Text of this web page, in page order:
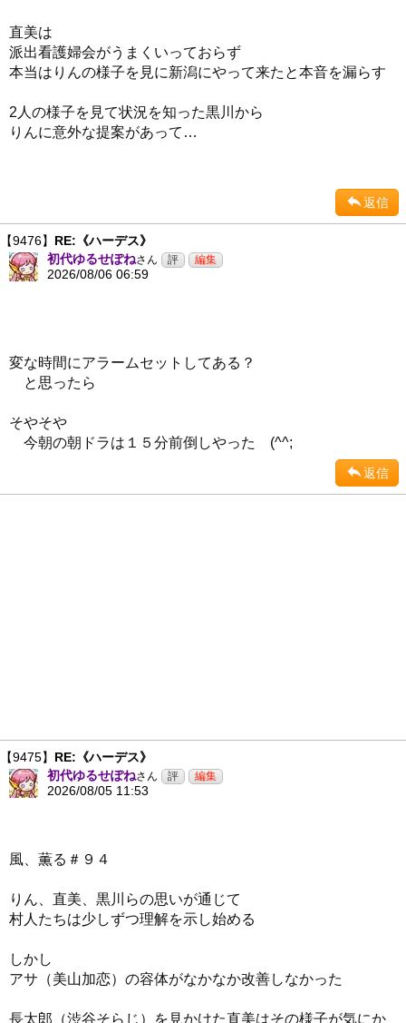
直美は
派出看護婦会がうまくいっておらず
本当はりんの様子を見に新潟にやって来たと本音を漏らす
2人の様子を見て状況を知った黒川から
りんに意外な提案があって…
返信
【9476】 RE:《ハーデス》
初代ゆるせぽねさん
2026/08/06 06:59
変な時間にアラームセットしてある？
と思ったら
そやそや
今朝の朝ドラは１５分前倒しやった (^^;
返信
【9475】 RE:《ハーデス》
初代ゆるせぽねさん
2026/08/05 11:53
風、薫る＃９４
りん、直美、黒川らの思いが通じて
村人たちは少しずつ理解を示し始める
しかし
アサ（美山加恋）の容体がなかなか改善しなかった
長太郎（渋谷そらじ）を見かけた直美はその様子が気にか